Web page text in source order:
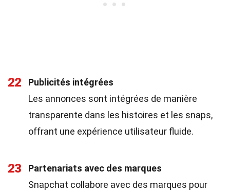
22
Publicités intégrées
Les annonces sont intégrées de manière
transparente dans les histoires et les snaps,
offrant une expérience utilisateur fluide.
23
Partenariats avec des marques
Snapchat collabore avec des marques pour